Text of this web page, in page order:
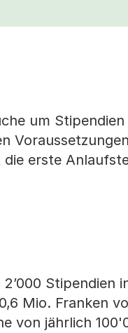
um
erste
Stipendien
Mio. Franken
von jährlich